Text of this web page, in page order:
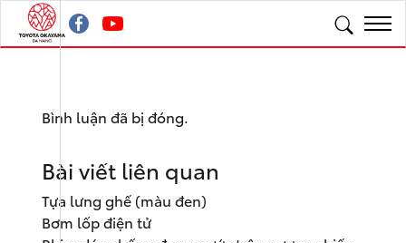
Bình luận đã bị đóng.
Bài viết liên quan
Tựa lưng ghế (màu đen)
Bơm lốp điện tử